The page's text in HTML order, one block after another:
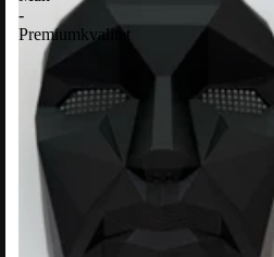
-
Premiumkvalitet